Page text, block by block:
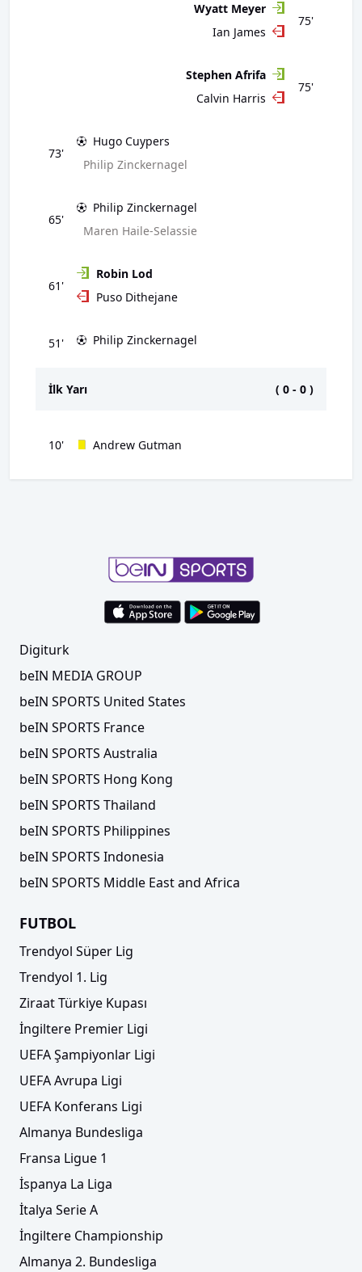
75'
Wyatt Meyer
Ian James
75'
Stephen Afrifa
Calvin Harris
73'
Hugo Cuypers
Philip Zinckernagel
65'
Philip Zinckernagel
Maren Haile-Selassie
61'
Robin Lod
Puso Dithejane
51' Philip Zinckernagel
İlk Yarı ( 0 - 0 )
10' Andrew Gutman
Digiturk
beIN MEDIA GROUP
beIN SPORTS United States
beIN SPORTS France
beIN SPORTS Australia
beIN SPORTS Hong Kong
beIN SPORTS Thailand
beIN SPORTS Philippines
beIN SPORTS Indonesia
beIN SPORTS Middle East and Africa
FUTBOL
Trendyol Süper Lig
Trendyol 1. Lig
Ziraat Türkiye Kupası
İngiltere Premier Ligi
UEFA Şampiyonlar Ligi
UEFA Avrupa Ligi
UEFA Konferans Ligi
Almanya Bundesliga
Fransa Ligue 1
İspanya La Liga
İtalya Serie A
İngiltere Championship
Almanya 2. Bundesliga